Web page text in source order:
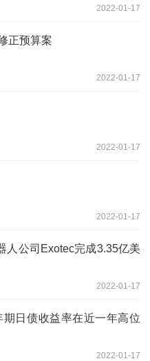
2022-01-17
正预算案
2022-01-17
2022-01-17
2022-01-17
人公司Exotec完成3.35亿美
2022-01-17
日债收益率在近一年高位
2022-01-17